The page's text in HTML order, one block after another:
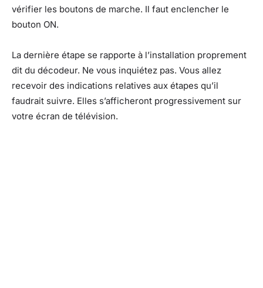
vérifier les boutons de marche. Il faut enclencher le
bouton ON.
La dernière étape se rapporte à l’installation proprement
dit du décodeur. Ne vous inquiétez pas. Vous allez
recevoir des indications relatives aux étapes qu’il
faudrait suivre. Elles s’afficheront progressivement sur
votre écran de télévision.